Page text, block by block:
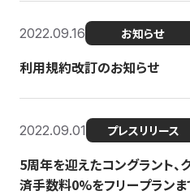
2022.09.16 お知らせ
利用規約改訂のお知らせ
2022.09.01 プレスリリース
5周年を迎えたコングラント、
済手数料0%をフリープラン